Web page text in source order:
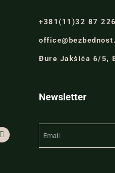
+381(11)32 87
Đure Jakšića 6/5,
Newsletter